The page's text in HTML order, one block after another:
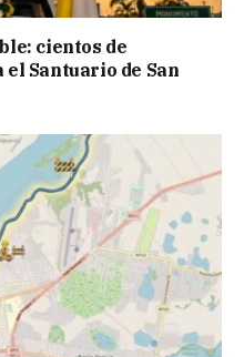
cientos de
Santuario de San